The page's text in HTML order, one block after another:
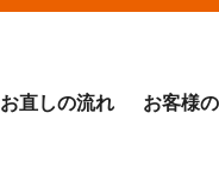
お直しの流れ お客様